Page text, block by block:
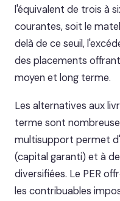
l'équivalent de trois à
courantes, soit le
delà de ce seuil,
des placements
moyen et long terme.
Les alternatives aux
terme sont
multisupport permet
(capital garanti) et à
diversifiées. Le PER
les contribuables